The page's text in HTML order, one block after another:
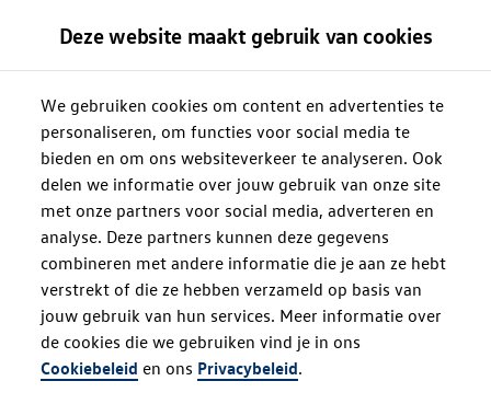
Deze website maakt gebruik van cookies
We gebruiken cookies om content en advertenties te
personaliseren, om functies voor social media te
bieden en om ons websiteverkeer te analyseren. Ook
delen we informatie over jouw gebruik van onze site
met onze partners voor social media, adverteren en
analyse. Deze partners kunnen deze gegevens
combineren met andere informatie die je aan ze hebt
verstrekt of die ze hebben verzameld op basis van
jouw gebruik van hun services. Meer informatie over
de cookies die we gebruiken vind je in ons
Cookiebeleid en ons Privacybeleid.
Oops!